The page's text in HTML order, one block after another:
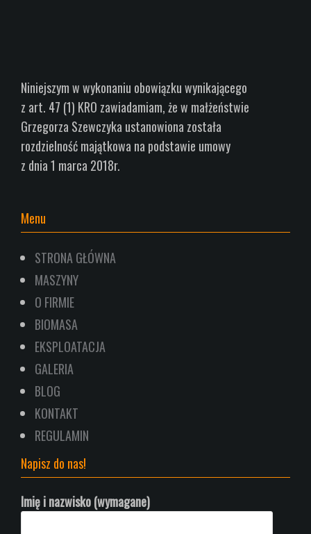
Niniejszym w wykonaniu obowiązku wynikającego
z art. 47 (1) KRO zawiadamiam, że w małżeństwie
Grzegorza Szewczyka ustanowiona została
rozdzielnośćmajątkowa na podstawie umowy
z dnia 1 marca 2018r.
Menu
STRONA GŁÓWNA
MASZYNY
O FIRMIE
BIOMASA
EKSPLOATACJA
GALERIA
BLOG
KONTAKT
REGULAMIN
Napisz do nas!
Imię i nazwisko (wymagane)